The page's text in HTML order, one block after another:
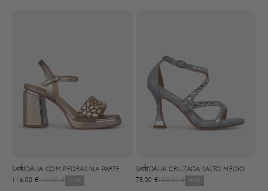
Selecionar opções
SANDÁLIA COM PEDRAS NA PARTE DA
FRENTE
Precio de oferta
116,00 €Precio normal
145,00 € -20%
Selecionar opções
SANDÁLIA CRUZADA SALTO MÉDIO
Precio de oferta
78,00 €Precio normal
130,00 € -40%